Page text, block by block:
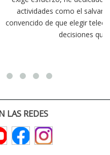
y socorrismo. Estoy
ha sido una de las mejores
he tomado.
LAS REDES